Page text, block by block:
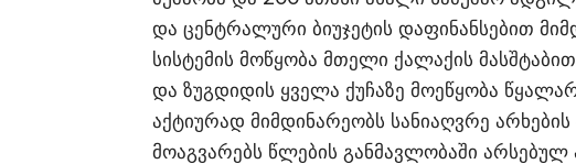
და ცენტრალური ბიუჯეტის დაფინანსებით
სისტემის მოწყობა მთელი ქალაქის
და ზუგდიდის ყველა ქუჩაზე მოეწყობა
აქტიურად მიმდინარეობს სანიაღვრე
მოაგვარებს წლების განმავლობაში